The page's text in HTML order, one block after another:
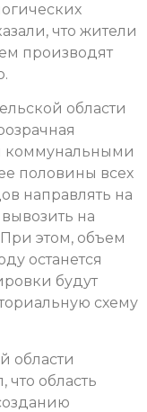
что жители
производят
области
коммунальными
половины всех
направлять на
на
этом, объем
останется
будут
схему
области
область